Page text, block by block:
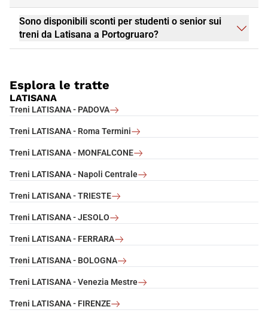
Sono disponibili sconti per studenti o senior sui
treni da Latisana a Portogruaro?
Esplora le tratte
LATISANA
Treni LATISANA - PADOVA
Treni LATISANA - Roma Termini
Treni LATISANA - MONFALCONE
Treni LATISANA - Napoli Centrale
Treni LATISANA - TRIESTE
Treni LATISANA - JESOLO
Treni LATISANA - FERRARA
Treni LATISANA - BOLOGNA
Treni LATISANA - Venezia Mestre
Treni LATISANA - FIRENZE